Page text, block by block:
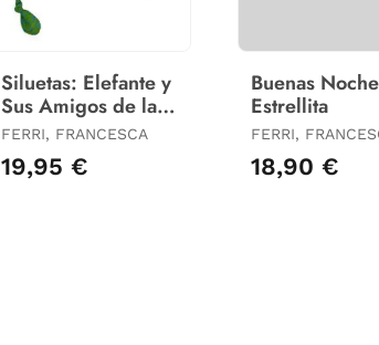
Siluetas: Elefante y
Sus Amigos de la
Sabana
FERRI, FRANCESCA
19,95 €
Buenas
Estrellita
FERRI,
18,90 €